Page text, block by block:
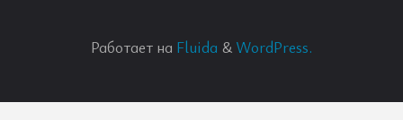
Работает на Fluida & WordPress.